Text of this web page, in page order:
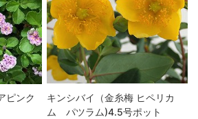
ピンク
キンシバイ（金糸梅 ヒペリカ
ム パツラム)4.5号ポット